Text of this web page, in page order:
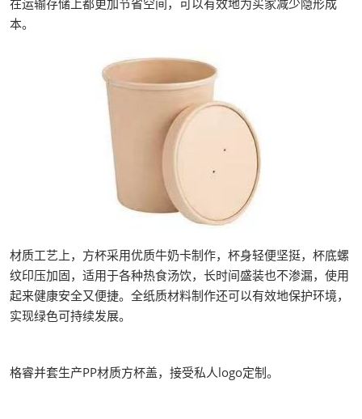
本。
材质工艺上，方杯采用优质牛奶卡制作，杯身轻便坚挺，杯底螺
纹印压加固，适用于各种热食汤饮，长时间盛装也不渗漏，使用
起来健康安全又便捷。全纸质材料制作还可以有效地保护环境，
实现绿色可持续发展。
格睿并套生产PP材质方杯盖，接受私人logo定制。